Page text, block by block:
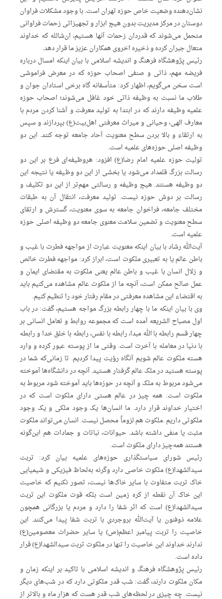
نشان‌دهنده وضعیت خاص حوزه تهران است. با وجود مشکلات فراوان
دوستان در مرکز مدیریت بدون هیچ ابزار و تجهیزاتی زحمات فراوانی
متحمل می‌شوند که قدردان زحمات آنها هستیم، ان‌شالله که خداوند
متعال جبران کرده و ذخیره اخروی همکاران عزیز ما قرار دهد.
رئیس پژوهشگاه فرهنگ و اندیشه اسلامی با بیان اینکه امسال درباره
فریضه مهم، ذاتی و صنفی اصحاب حوزه که در معرض فراموشی
است سخن می‌گویم، اظهار کرد: متأسفانه گاه برخی استادان جوان و
طلاب ما نسبت به وظیفه ذاتی خود غافل می‌شوند؛ اصحاب حوزه
علمیه وظیفه دارند که در ابتدا به تولید معرفت و آشنا کردن مردم با
معارف الهی، وحیانی و میراث معرفتی اهل‌بیت(ع) بپردازند و سپس
به ارتقاء و بالا بردن سطح معنویت آحاد جامعه توجه کنند. این دو
وظیفه اصلی حوزه‌های علمیه است.
تولیت حوزه علمیه امام رضا(ع) افزود: هروظیفه‌ای فرع بر این دو
رسالت بزرگ قلمداد می‌شود یا بخشی از این دو وظیفه یا نتیجه این
دو وظیفه هستند. هیچ وظیفه و رسالتی مهم‌تر از این دو تکلیف و
رسالت بر دوش حوزه نیست. تولید معرفت، انتقال آن به طبقات
مختلف جامعه، فراخوان جامعه به سوی معنویت، گسترش و ارتقای
سطح معنویت و تضمین سلامت معنوی جامعه دو وظیفه اصلی حوزه
علمیه است.
آیت‌الله رشاد با بیان اینکه معنویت عبارت از مواجهه فطرت با غیب و
باطن عالم یا به تعبیری ملکوت است، ابراز کرد: مواجهه فطرت خالص
و زلال انسان با غیب و باطن عالم یعنی ملکوت به مقتضای ایمان و
عمل صالح ممکن است، آنچه ما از ملکوت عالم مشاهده می‌کنیم باید
به اقتضاء این مشاهده معرفتی در مقام رفتار خود را تنظیم کنیم.
وی با بیان اینکه ما با چهار رابطه بزرگ مواجه هستیم، گفت: در باب
اول مصباح الشریعه آمده است که مجموعه روابط و تعامل انسانی بر
چهار قسم رابطه با الله مبدا، رابطه با نفس، رابطه با خلق خدا و رابطه
با دنیا در معامله با آخرت است. وقتی ما از پوسته عبور کرده و وارد
هسته ملکوت عالم شویم آنگاه رؤیت پیدا کردیم. تا زمانی‌که شما در
پوسته هستید در ملک عالم گرفتار هستید. آنچه در دانشگاه‌ها آموخته
می‌شود مربوط به ملک و آنچه در حوزه‌ها باید آموخته شود مربوط به
ملکوت است. همه‌ چیز در عالم هستی دارای ملکوت است که در
اختیار خداوند قرار دارد. ما انسان‌ها یک وجود ملکی و یک وجود
ملکوتی داریم .ملکوت هم لزوماً محصل نیست. انسان می‌تواند ملکوت
مثبت یا منفی داشته باشد. حیوانات، نباتات و جمادات هم این‌گونه
هستند همه‌چیز دارای ملکوت است.
رئیس شورای سیاستگذاری حوزه‌های علمیه بیان کرد: تربت
سیدالشهدا(ع) ملکوت خاصی دارد وگرنه به‌لحاظ فیزیکی و شیمیایی
خاک تربت متفاوت با سایر خاک‌ها نیست، تصور نکنیم که خاصیت
این خاک آن نقطه از کره زمین است بلکه قوت ملکوت این تربت
سیدالشهدا(ع) است که اثر شفا را دارد و مردم یا بزرگانی همچون
علامه ذوفنون یا آیت‌الله بروجردی با تربت شفا پیدا می‌کنند. این
خاصیت را تربت پیامبر اعظم(ص) یا سایر حضرات معصومین(ع)
ندارند خداوند این خاصیت را تنها در ملکوت تربت سیدالشهدا(ع) قرار
داده است.
رئیس پژوهشگاه فرهنگ و اندیشه اسلامی با تاکید بر اینکه زمان و
مکان ملکوت دارند، گفت: شب قدر ملکوتی دارد که در شب‌های دیگر
نیست. چه چیزی در لحظه‌های شب قدر هست که هزار ماه و بالاتر از